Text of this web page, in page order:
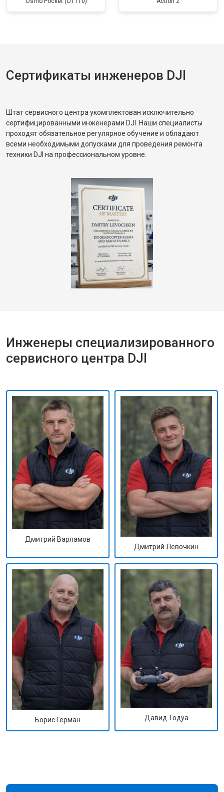
Сертификаты инженеров DJI
Штат сервисного центра укомплектован исключительно
сертифицированными инженерами DJI. Наши специалисты
проходят обязательное регулярное обучение и обладают
всеми необходимыми допусками для проведения ремонта
техники DJI на профессиональном уровне.
Инженеры специализированного
сервисного центра DJI
Дмитрий Варламов
Дмитрий Левочкин
Борис Герман Давид Тодуа